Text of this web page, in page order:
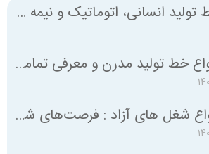
تفاوت خط تولید انسانی، اتوماتیک و نیمه اتوماتیک چیست؟
بررسی انواع خط تولید مدرن و معرفی تمامی استانداردهای لازم
لیست انواع شغل‌ های آزاد : فرصت‌های شغلی متنوع برای همه